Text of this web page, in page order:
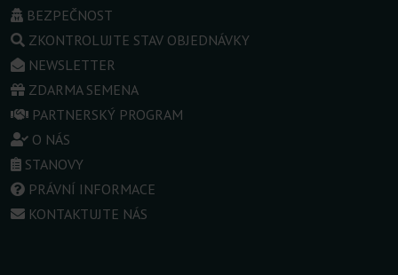
BEZPEČNOST
ZKONTROLUJTE STAV OBJEDNÁVKY
NEWSLETTER
ZDARMA SEMENA
PARTNERSKÝ PROGRAM
O NÁS
STANOVY
PRÁVNÍ INFORMACE
KONTAKTUJTE NÁS